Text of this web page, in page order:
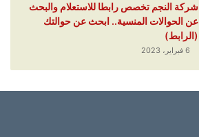
شركة النجم تخصص رابطا للاستعلام والبحث
عن الحوالات المنسية.. ابحث عن حوالتك
(الرابط)
6 فبراير، 2023